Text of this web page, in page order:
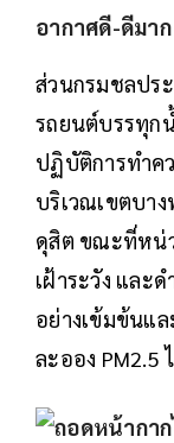
ส่วนกรมชลปร
รถยนต์บรรทุก
ปฏิบัติการทำค
บริเวณเขตบา
ดุสิต ขณะที่หน่
เฝ้าระวัง และ
อย่างเข้มข้นแ
ละออง PM2.5